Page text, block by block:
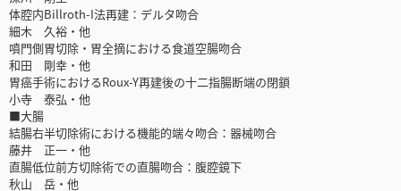
体腔内Billroth-I法再建：デルタ吻合
細木 久裕・他
噴門側胃切除・胃全摘における食道空腸吻合
和田 剛幸・他
胃癌手術におけるRoux-Y再建後の十二指腸断端の閉鎖
小寺 泰弘・他
■大腸
結腸右半切除術における機能的端々吻合：器械吻合
藤井 正一・他
直腸低位前方切除術での直腸吻合：腹腔鏡下
秋山 岳・他